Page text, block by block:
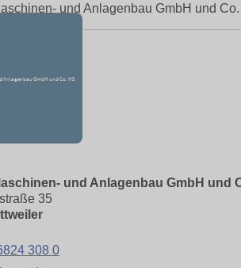
und Anlagenbau GmbH und
und Anlagenbau GmbH und
35
308 0